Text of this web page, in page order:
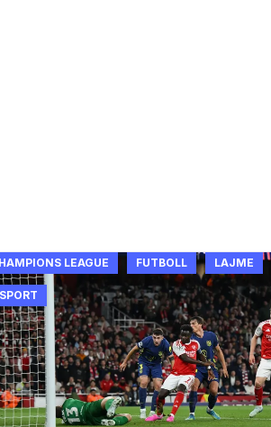
LEAGUE FUTBOLL LAJME
SPORT